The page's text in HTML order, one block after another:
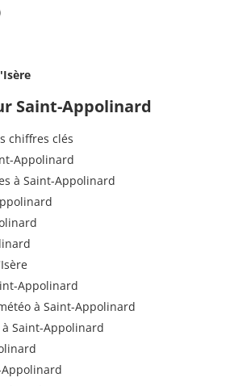
Saint-Appolinard
chiffres clés
Appolinard
à Saint-Appolinard
Appolinard
à Saint-Appolinard
Saint-Appolinard